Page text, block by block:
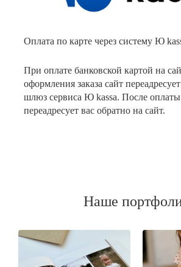
Оплата по карте через систему Ю
При оплате банковской картой на
оформления заказа сайт
шлюз сервиса Ю kassa. После оплаты
переадресует вас обратно на сайт.
Наше